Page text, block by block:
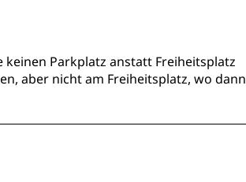
keinen Parkplatz anstatt Freiheitsplatz
aber nicht am Freiheitsplatz, wo dann